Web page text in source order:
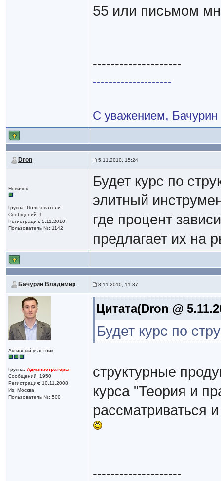
55 или письмом
--------------------
--------------------
С уважением,
Dron 5.11.2010, 15:24
Новичок
Группа: Пользователи
Сообщений: 1
Регистрация: 5.11.2010
Пользователь №: 1142
Будет курс по
элитный
где процент
предлагает их на
Бачурин Владимир 8.11.2010, 11:37
Активный участник
Группа: Администраторы
Сообщений: 1950
Регистрация: 10.11.2008
Из: Москва
Пользователь №: 500
Цитата(Dron @
Будет курс по
структурные
курса "Теория и
рассматриваться
--------------------